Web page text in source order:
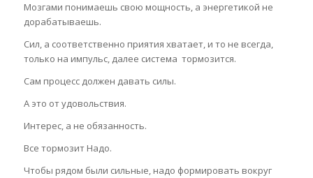
Мозгами понимаешь свою мощность, а энергетикой не
дорабатываешь.
Сил, а соответственно приятия хватает, и то не всегда,
только на импульс, далее система тормозится.
Сам процесс должен давать силы.
А это от удовольствия.
Интерес, а не обязанность.
Все тормозит Надо.
Чтобы рядом были сильные, надо формировать вокруг